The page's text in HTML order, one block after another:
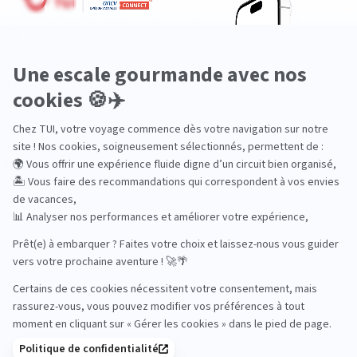
Adult only
Aventure
Bien-être
Circuits privés
City Trips
Croisières